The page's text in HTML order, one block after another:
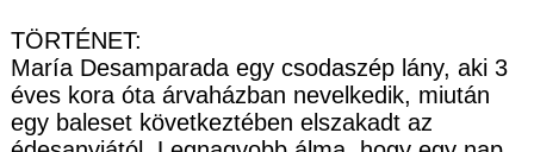
TÖRTÉNET:
María Desamparada egy csodaszép lány, aki 3
éves kora óta árvaházban nevelkedik, miután
egy baleset következtében elszakadt az